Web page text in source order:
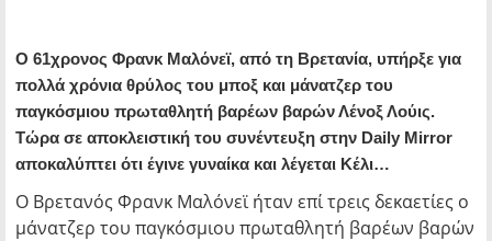
Ο 61χρονος Φρανκ Μαλόνεϊ, από τη Βρετανία, υπήρξε για
πολλά χρόνια θρύλος του μποξ και μάνατζερ του
παγκόσμιου πρωταθλητή βαρέων βαρών Λένοξ Λούις.
Τώρα σε αποκλειστική του συνέντευξη στην Daily Mirror
αποκαλύπτει ότι έγινε γυναίκα και λέγεται Κέλι…
Ο Βρετανός Φρανκ Μαλόνεϊ ήταν επί τρεις δεκαετίες ο
μάνατζερ του παγκόσμιου πρωταθλητή βαρέων βαρών